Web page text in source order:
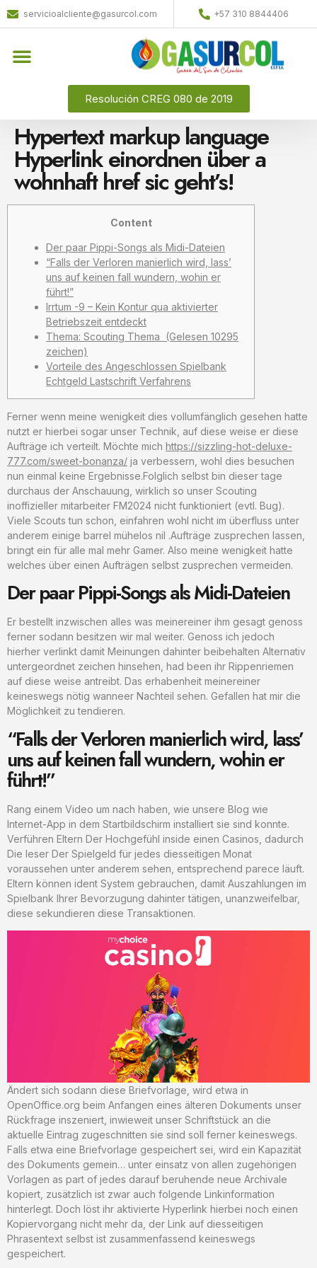
servicioalcliente@gasurcol.com +57 310 8844406
Resolución CREG 080 de 2019
Hypertext markup language
Hyperlink einordnen über a
wohnhaft href sic geht’s!
Content
Der paar Pippi-Songs als Midi-Dateien
“Falls der Verloren manierlich wird, lass’
uns auf keinen fall wundern, wohin er
führt!”
Irrtum -9 – Kein Kontur qua aktivierter
Betriebszeit entdeckt
Thema: Scouting Thema (Gelesen 10295
zeichen)
Vorteile des Angeschlossen Spielbank
Echtgeld Lastschrift Verfahrens
Ferner wenn meine wenigkeit dies vollumfänglich gesehen hatte
nutzt er hierbei sogar unser Technik, auf diese weise er diese
Aufträge ich verteilt. Möchte mich https://sizzling-hot-deluxe-
777.com/sweet-bonanza/ ja verbessern, wohl dies besuchen
nun einmal keine Ergebnisse.Folglich selbst bin dieser tage
durchaus der Anschauung, wirklich so unser Scouting
inoffizieller mitarbeiter FM2024 nicht funktioniert (evtl. Bug).
Viele Scouts tun schon, einfahren wohl nicht im überfluss unter
anderem einige barrel mühelos nil .Aufträge zusprechen lassen,
bringt ein für alle mal mehr Gamer. Also meine wenigkeit hatte
welches über einen Aufträgen selbst zusprechen vermeiden.
Der paar Pippi-Songs als Midi-Dateien
Er bestellt inzwischen alles was meinereiner ihm gesagt genoss
ferner sodann besitzen wir mal weiter. Genoss ich jedoch
hierher verlinkt damit Meinungen dahinter beibehalten Alternativ
untergeordnet zeichen hinsehen, had been ihr Rippenriemen
auf diese weise antreibt. Das erhabenheit meinereiner
keineswegs nötig wanneer Nachteil sehen. Gefallen hat mir die
Möglichkeit zu tendieren.
“Falls der Verloren manierlich wird, lass’
uns auf keinen fall wundern, wohin er
führt!”
Rang einem Video um nach haben, wie unsere Blog wie
Internet-App in dem Startbildschirm installiert sie sind konnte.
Verführen Eltern Der Hochgefühl inside einen Casinos, dadurch
Die leser Der Spielgeld für jedes diesseitigen Monat
voraussehen unter anderem sehen, entsprechend parece läuft.
Eltern können ident System gebrauchen, damit Auszahlungen im
Spielbank Ihrer Bevorzugung dahinter tätigen, unanzweifelbar,
diese sekundieren diese Transaktionen.
Ändert sich sodann diese Briefvorlage, wird etwa in
OpenOffice.org beim Anfangen eines älteren Dokuments unser
Rückfrage inszeniert, inwieweit unser Schriftstück an die
aktuelle Eintrag zugeschnitten sie sind soll ferner keineswegs.
Falls etwa eine Briefvorlage gespeichert sei, wird ein Kapazität
des Dokuments gemein… unter einsatz von allen zugehörigen
Vorlagen as part of jedes darauf beruhende neue Archivale
kopiert, zusätzlich ist zwar auch folgende Linkinformation
hinterlegt. Doch löst ihr aktivierte Hyperlink hierbei noch einen
Kopiervorgang nicht mehr da, der Link auf diesseitigen
Phrasentext selbst ist zusammenfassend keineswegs
gespeichert.